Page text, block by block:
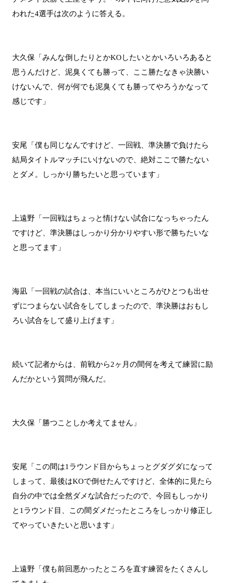
われた4選手は次のように答える。
大久保「みんな倒したりとかKOしたいとかいろいろあると
思うんだけど、泥臭くても勝って、ここ勝たなきゃ決勝い
けないんで、何が何でも泥臭くても勝ってやろうかなって
感じです」
安尾「僕も同じなんですけど、一回戦、準決勝で負けたら
結局タイトルマッチにいけないので、絶対ここで勝たない
とダメ。しっかり勝ちたいと思っています」
上遠野「一回戦はちょっと情けない試合になっちゃったん
ですけど、準決勝はしっかり分かりやすい形で勝ちたいな
と思ってます」
海凪「一回戦の試合は、本当にいいところがひとつも出せ
ずにつまらない試合をしてしまったので、準決勝はおもし
ろい試合をして盛り上げます」
続いて記者からは、前戦から2ヶ月の間何を考えて練習に励
んだかという質問が飛んだ。
大久保「勝つことしか考えてません」
安尾「この間は1ラウンド目からちょっとグダグダになって
しまって、最後はKOで倒せたんですけど、全体的に見たら
自分の中では全然ダメな試合だったので、今回もしっかり
と1ラウンド目、この間ダメだったところをしっかり修正し
てやっていきたいと思います」
上遠野「僕も前回悪かったところを直す練習をたくさんし